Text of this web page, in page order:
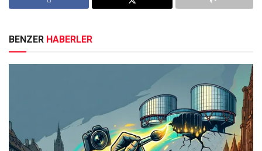
BENZER HABERLER